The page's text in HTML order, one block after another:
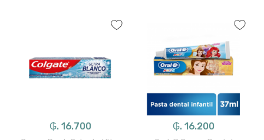
₲. 16.700 ₲. 16.200